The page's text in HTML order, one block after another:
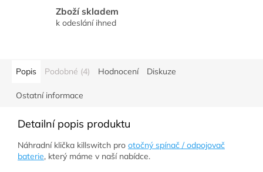
Zboží skladem
k odeslání ihned
Popis Podobné (4) Hodnocení Diskuze
Ostatní informace
Detailní popis produktu
Náhradní klička killswitch pro otočný spínač / odpojovač
baterie, který máme v naší nabídce.